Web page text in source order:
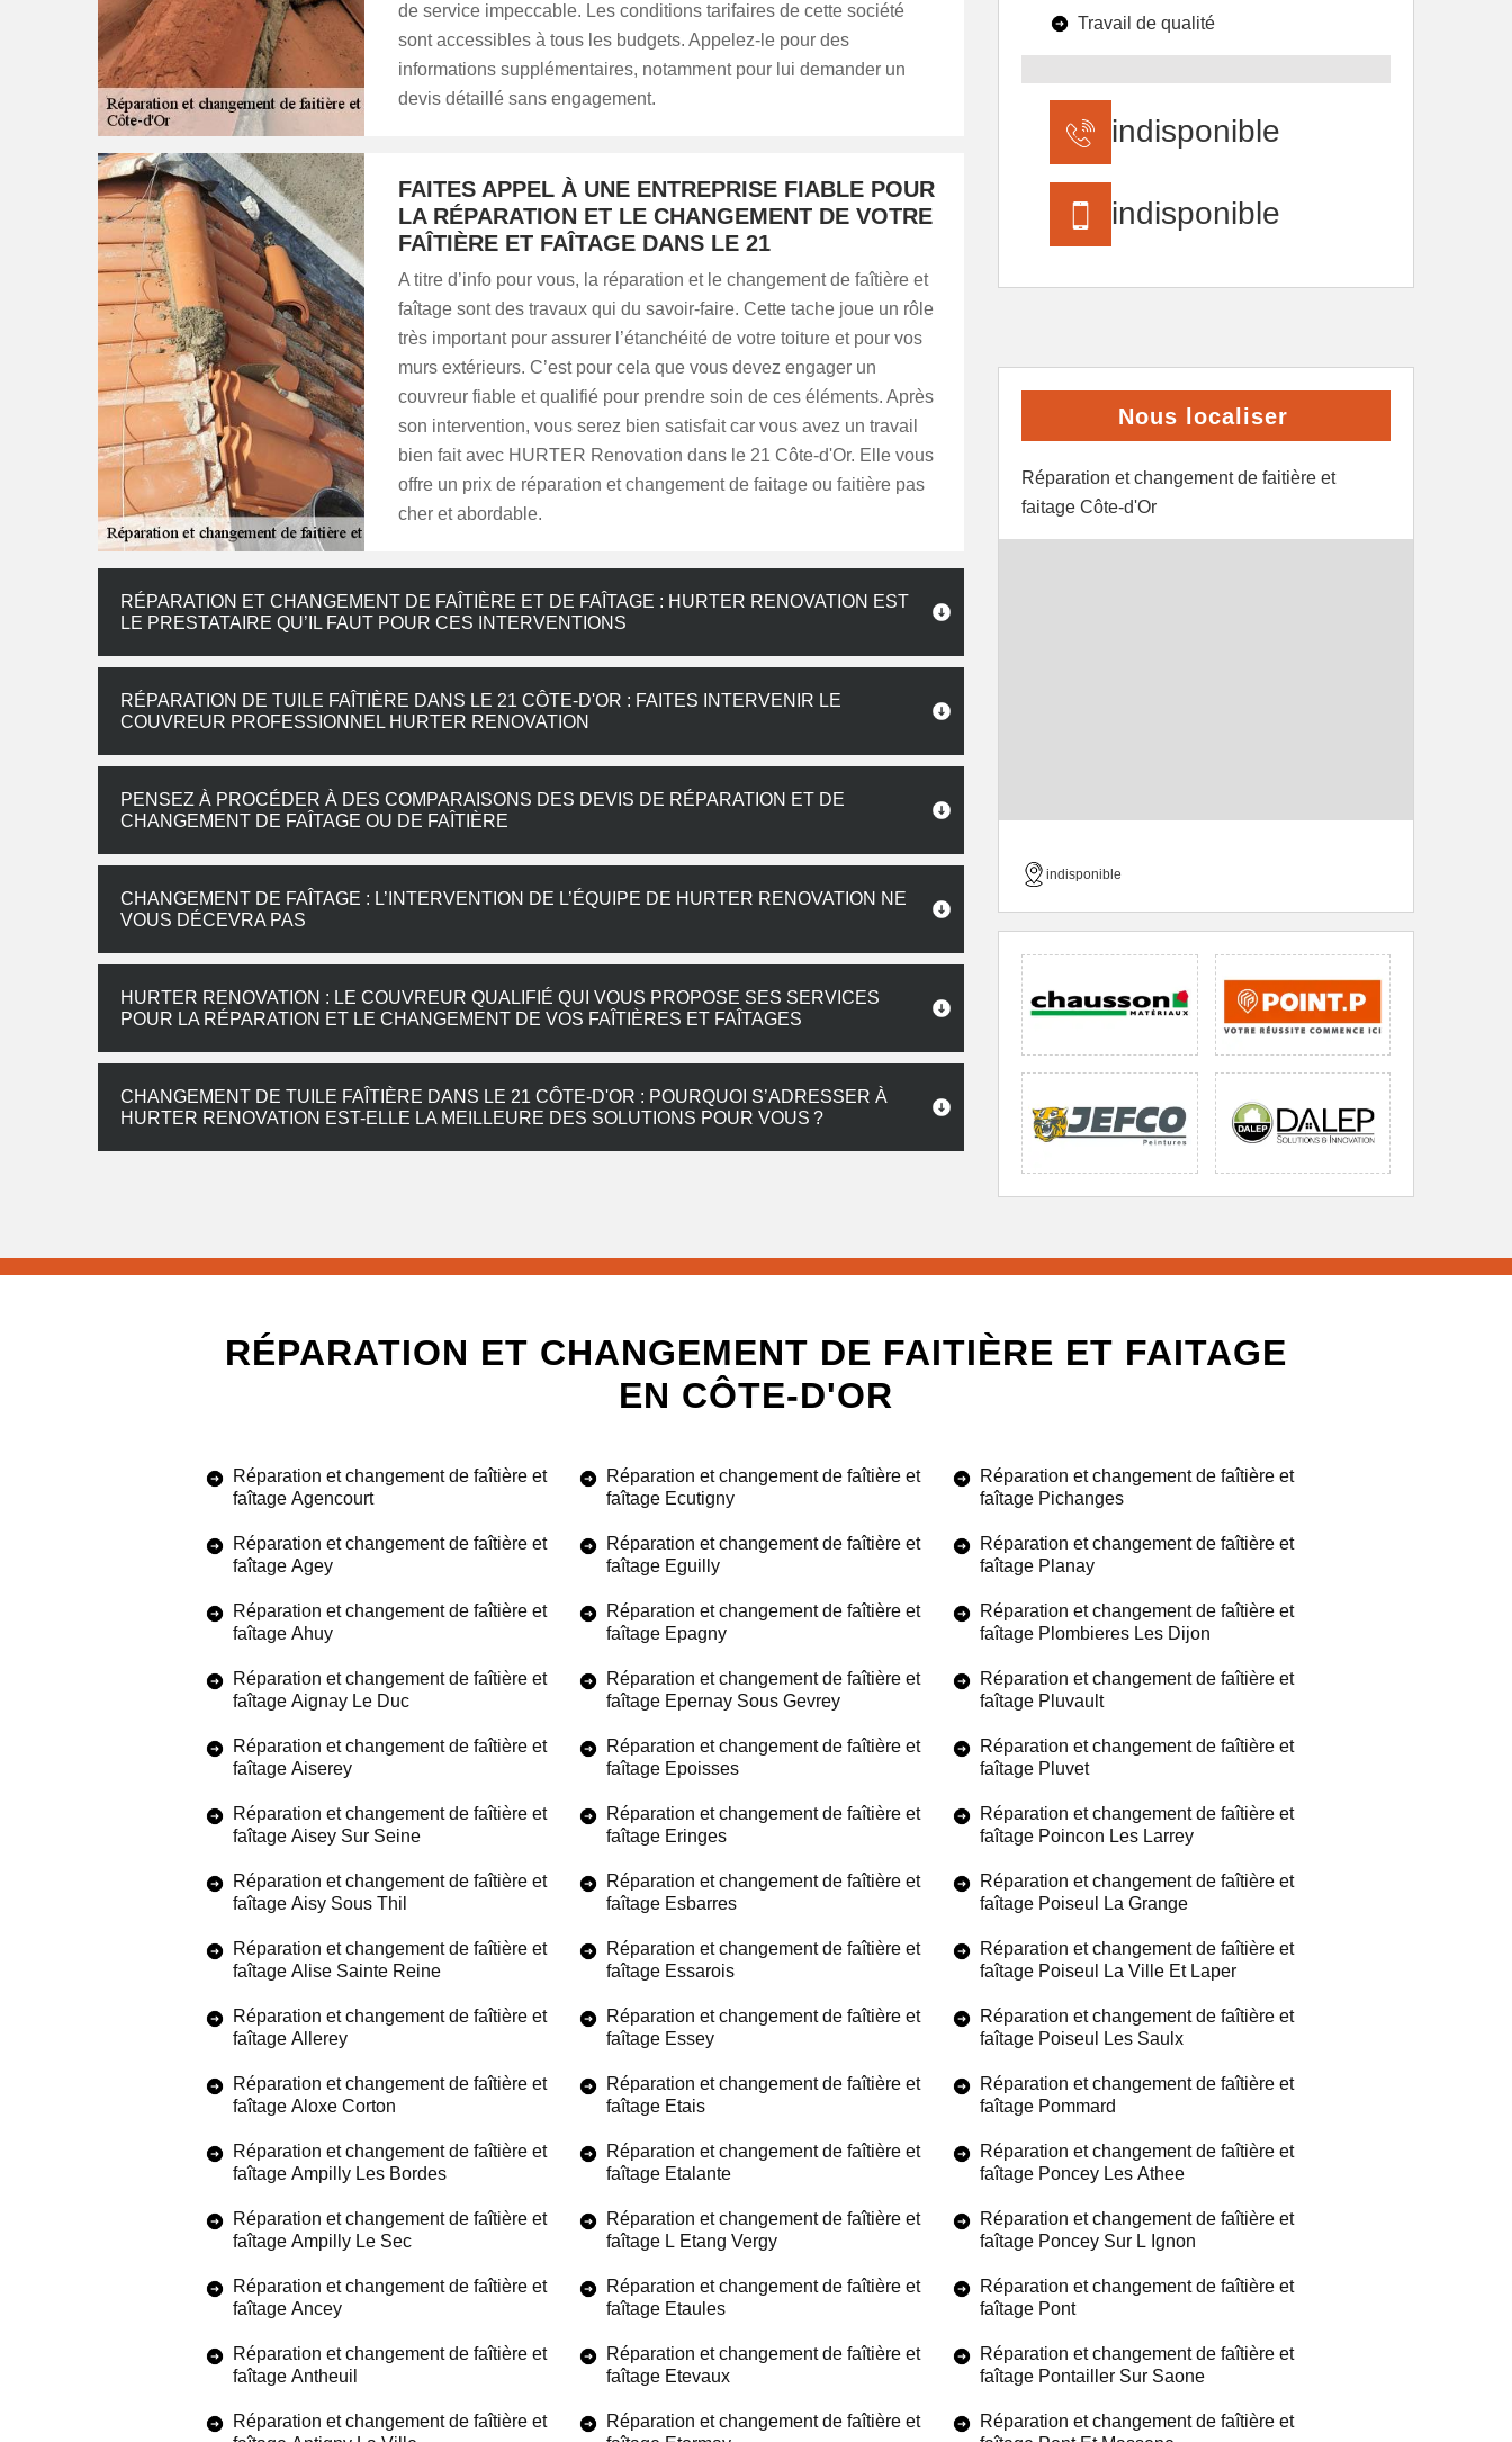
de service impeccable. Les conditions tarifaires de cette société
sont accessibles à tous les budgets. Appelez-le pour des
informations supplémentaires, notamment pour lui demander un
devis détaillé sans engagement.
FAITES APPEL À UNE ENTREPRISE FIABLE POUR
LA RÉPARATION ET LE CHANGEMENT DE VOTRE
FAÎTIÈRE ET FAÎTAGE DANS LE 21
A titre d’info pour vous, la réparation et le changement de faîtière et
faîtage sont des travaux qui du savoir-faire. Cette tache joue un rôle
très important pour assurer l’étanchéité de votre toiture et pour vos
murs extérieurs. C’est pour cela que vous devez engager un
couvreur fiable et qualifié pour prendre soin de ces éléments. Après
son intervention, vous serez bien satisfait car vous avez un travail
bien fait avec HURTER Renovation dans le 21 Côte-d'Or. Elle vous
offre un prix de réparation et changement de faitage ou faitière pas
cher et abordable.
RÉPARATION ET CHANGEMENT DE FAÎTIÈRE ET DE FAÎTAGE : HURTER RENOVATION EST
LE PRESTATAIRE QU’IL FAUT POUR CES INTERVENTIONS
RÉPARATION DE TUILE FAÎTIÈRE DANS LE 21 CÔTE-D'OR : FAITES INTERVENIR LE
COUVREUR PROFESSIONNEL HURTER RENOVATION
PENSEZ À PROCÉDER À DES COMPARAISONS DES DEVIS DE RÉPARATION ET DE
CHANGEMENT DE FAÎTAGE OU DE FAÎTIÈRE
CHANGEMENT DE FAÎTAGE : L’INTERVENTION DE L’ÉQUIPE DE HURTER RENOVATION NE
VOUS DÉCEVRA PAS
HURTER RENOVATION : LE COUVREUR QUALIFIÉ QUI VOUS PROPOSE SES SERVICES
POUR LA RÉPARATION ET LE CHANGEMENT DE VOS FAÎTIÈRES ET FAÎTAGES
CHANGEMENT DE TUILE FAÎTIÈRE DANS LE 21 CÔTE-D'OR : POURQUOI S’ADRESSER À
HURTER RENOVATION EST-ELLE LA MEILLEURE DES SOLUTIONS POUR VOUS ?
Travail de qualité
indisponible
indisponible
Nous localiser
Réparation et changement de faitière et
faitage Côte-d'Or
indisponible
RÉPARATION ET CHANGEMENT DE FAITIÈRE ET FAITAGE
EN CÔTE-D'OR
Réparation et changement de faîtière et
faîtage Agencourt
Réparation et changement de faîtière et
faîtage Agey
Réparation et changement de faîtière et
faîtage Ahuy
Réparation et changement de faîtière et
faîtage Aignay Le Duc
Réparation et changement de faîtière et
faîtage Aiserey
Réparation et changement de faîtière et
faîtage Aisey Sur Seine
Réparation et changement de faîtière et
faîtage Aisy Sous Thil
Réparation et changement de faîtière et
faîtage Alise Sainte Reine
Réparation et changement de faîtière et
faîtage Allerey
Réparation et changement de faîtière et
faîtage Aloxe Corton
Réparation et changement de faîtière et
faîtage Ampilly Les Bordes
Réparation et changement de faîtière et
faîtage Ampilly Le Sec
Réparation et changement de faîtière et
faîtage Ancey
Réparation et changement de faîtière et
faîtage Antheuil
Réparation et changement de faîtière et
Réparation et changement de faîtière et
faîtage Ecutigny
Réparation et changement de faîtière et
faîtage Eguilly
Réparation et changement de faîtière et
faîtage Epagny
Réparation et changement de faîtière et
faîtage Epernay Sous Gevrey
Réparation et changement de faîtière et
faîtage Epoisses
Réparation et changement de faîtière et
faîtage Eringes
Réparation et changement de faîtière et
faîtage Esbarres
Réparation et changement de faîtière et
faîtage Essarois
Réparation et changement de faîtière et
faîtage Essey
Réparation et changement de faîtière et
faîtage Etais
Réparation et changement de faîtière et
faîtage Etalante
Réparation et changement de faîtière et
faîtage L Etang Vergy
Réparation et changement de faîtière et
faîtage Etaules
Réparation et changement de faîtière et
faîtage Etevaux
Réparation et changement de faîtière et
Réparation et changement de faîtière et
faîtage Pichanges
Réparation et changement de faîtière et
faîtage Planay
Réparation et changement de faîtière et
faîtage Plombieres Les Dijon
Réparation et changement de faîtière et
faîtage Pluvault
Réparation et changement de faîtière et
faîtage Pluvet
Réparation et changement de faîtière et
faîtage Poincon Les Larrey
Réparation et changement de faîtière et
faîtage Poiseul La Grange
Réparation et changement de faîtière et
faîtage Poiseul La Ville Et Laper
Réparation et changement de faîtière et
faîtage Poiseul Les Saulx
Réparation et changement de faîtière et
faîtage Pommard
Réparation et changement de faîtière et
faîtage Poncey Les Athee
Réparation et changement de faîtière et
faîtage Poncey Sur L Ignon
Réparation et changement de faîtière et
faîtage Pont
Réparation et changement de faîtière et
faîtage Pontailler Sur Saone
Réparation et changement de faîtière et